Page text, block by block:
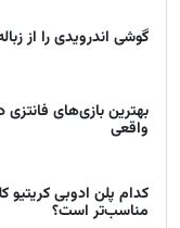
گوشی اندرویدی را از
واقعی
کدام پلن ادوبی کریتیو
مناسب‌تر است؟